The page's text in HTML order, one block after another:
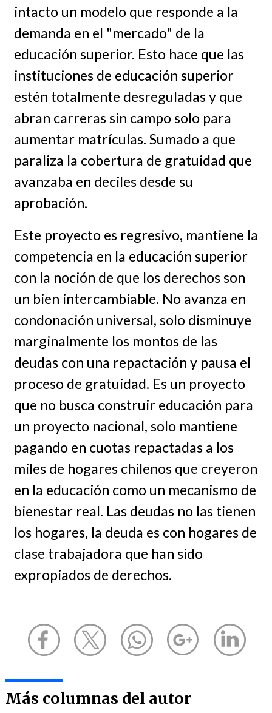
intacto un modelo que responde a la
demanda en el "mercado" de la
educación superior. Esto hace que las
instituciones de educación superior
estén totalmente desreguladas y que
abran carreras sin campo solo para
aumentar matrículas. Sumado a que
paraliza la cobertura de gratuidad que
avanzaba en deciles desde su
aprobación.
Este proyecto es regresivo, mantiene la
competencia en la educación superior
con la noción de que los derechos son
un bien intercambiable. No avanza en
condonación universal, solo disminuye
marginalmente los montos de las
deudas con una repactación y pausa el
proceso de gratuidad. Es un proyecto
que no busca construir educación para
un proyecto nacional, solo mantiene
pagando en cuotas repactadas a los
miles de hogares chilenos que creyeron
en la educación como un mecanismo de
bienestar real. Las deudas no las tienen
los hogares, la deuda es con hogares de
clase trabajadora que han sido
expropiados de derechos.
Más columnas del autor